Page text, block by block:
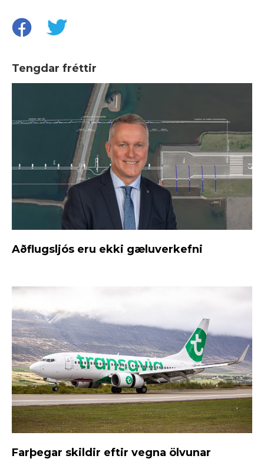
Tengdar fréttir
Aðflugsljós eru ekki gæluverkefni
Farþegar skildir eftir vegna ölvunar